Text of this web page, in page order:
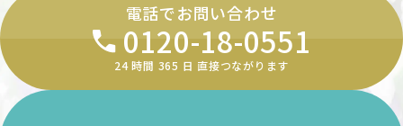
電話でお問い合わせ
0120-18-0551
24 時間 365 ⽇ 直接つながります